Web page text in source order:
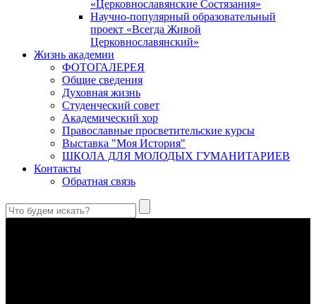
«Церковнославянские Состязания»
Научно-популярный образовательный
проект «Всегда Живой
Церковнославянский»
Жизнь академии
ФОТОГАЛЕРЕЯ
Общие сведения
Духовная жизнь
Студенческий совет
Академический хор
Православные просветительские курсы
Выставка "Моя История"
ШКОЛА ДЛЯ МОЛОДЫХ ГУМАНИТАРИЕВ
Контакты
Обратная связь